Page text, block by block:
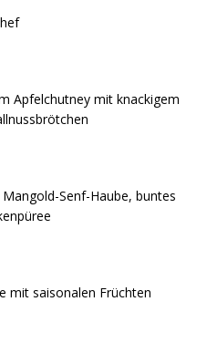
Apfelchutney mit knackigem
Senf-Haube, buntes
mit saisonalen Früchten